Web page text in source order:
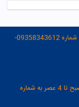
مشاوره رایگان بصورت چت در واتساپ و تلگرام با شماره 09358343612-
تماس تلفنی در روزهای شنبه تا پنج شنبه از 8 صبح تا 4 عصر به شماره